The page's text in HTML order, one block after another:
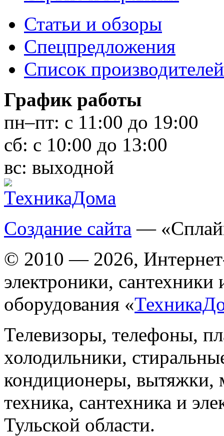
Статьи и обзоры
Спецпредложения
Список производителей
График работы
пн–пт: с 11:00 до 19:00
сб: с 10:00 до 13:00
вс: выходной
Создание сайта —
© 2010 — 2026,
электроники, сантехники
оборудования «
Телевизоры, телефоны,
холодильники,
кондиционеры, вытяжки,
техника, сантехника и
Тульской области.